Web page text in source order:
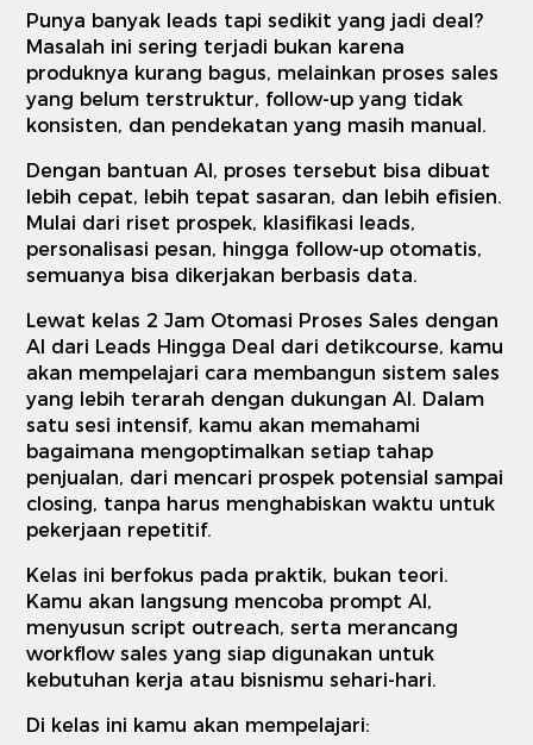
Punya banyak leads tapi sedikit yang jadi deal?
Masalah ini sering terjadi bukan karena
produknya kurang bagus, melainkan proses sales
yang belum terstruktur, follow-up yang tidak
konsisten, dan pendekatan yang masih manual.
Dengan bantuan AI, proses tersebut bisa dibuat
lebih cepat, lebih tepat sasaran, dan lebih efisien.
Mulai dari riset prospek, klasifikasi leads,
personalisasi pesan, hingga follow-up otomatis,
semuanya bisa dikerjakan berbasis data.
Lewat kelas 2 Jam Otomasi Proses Sales dengan
AI dari Leads Hingga Deal dari detikcourse, kamu
akan mempelajari cara membangun sistem sales
yang lebih terarah dengan dukungan AI. Dalam
satu sesi intensif, kamu akan memahami
bagaimana mengoptimalkan setiap tahap
penjualan, dari mencari prospek potensial sampai
closing, tanpa harus menghabiskan waktu untuk
pekerjaan repetitif.
Kelas ini berfokus pada praktik, bukan teori.
Kamu akan langsung mencoba prompt AI,
menyusun script outreach, serta merancang
workflow sales yang siap digunakan untuk
kebutuhan kerja atau bisnismu sehari-hari.
Di kelas ini kamu akan mempelajari: